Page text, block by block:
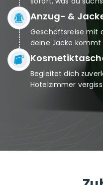
Anzug- &
Geschäftsreise mit
deine Jacke
Begleitet dich
Hotelzimmer